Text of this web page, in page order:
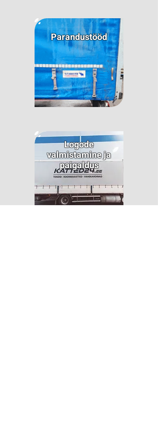
Parandustööd
Logode
valmistamine ja
paigaldus